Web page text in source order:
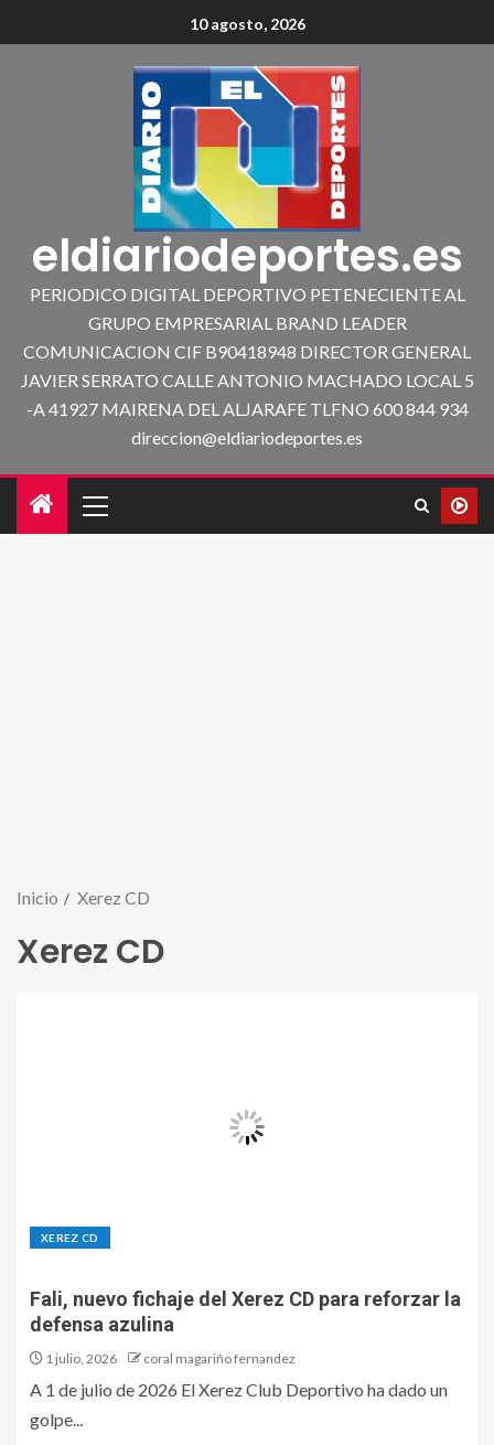
10 agosto, 2026
eldiariodeportes.es
PERIODICO DIGITAL DEPORTIVO PETENECIENTE AL
GRUPO EMPRESARIAL BRAND LEADER
COMUNICACION CIF B90418948 DIRECTOR GENERAL
JAVIER SERRATO CALLE ANTONIO MACHADO LOCAL 5
-A 41927 MAIRENA DEL ALJARAFE TLFNO 600 844 934
direccion@eldiariodeportes.es
Inicio Xerez CD
Xerez CD
XEREZ CD
Fali, nuevo fichaje del Xerez CD para reforzar la
defensa azulina
1 julio, 2026 coral magariño fernandez
A 1 de julio de 2026 El Xerez Club Deportivo ha dado un
golpe...